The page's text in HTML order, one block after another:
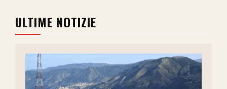
ULTIME NOTIZIE